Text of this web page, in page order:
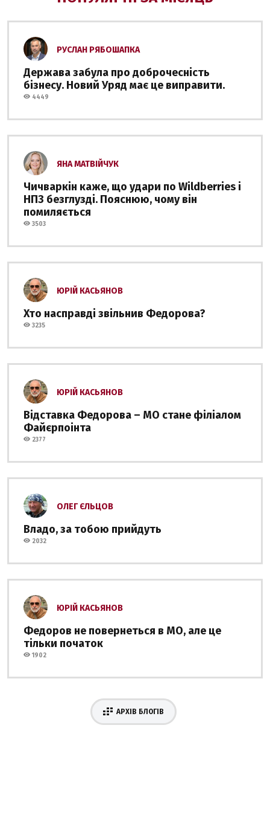
РУСЛАН РЯБОШАПКА
Держава забула про доброчесність
бізнесу. Новий Уряд має це виправити.
4449
ЯНА МАТВІЙЧУК
Чичваркін каже, що удари по Wildberries і
НПЗ безглузді. Пояснюю, чому він
помиляється
3503
ЮРІЙ КАСЬЯНОВ
Хто насправді звільнив Федорова?
3235
ЮРІЙ КАСЬЯНОВ
Відставка Федорова – МО стане філіалом
Файєрпоінта
2377
ОЛЕГ ЄЛЬЦОВ
Владо, за тобою прийдуть
2032
ЮРІЙ КАСЬЯНОВ
Федоров не повернеться в МО, але це
тільки початок
1902
АРХІВ БЛОГІВ